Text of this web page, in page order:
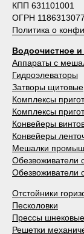
КПП 631101001
ОГРН
Политика о
Водоочистное
Аппараты с
Гидроэлеваторы
Затворы щитовые
Комплексы
Комплексы
Конвейеры
Конвейеры
Мешалки
Обезвоживатели
Обезвоживатели
Отстойники
Песколовки
Прессы
Решетки